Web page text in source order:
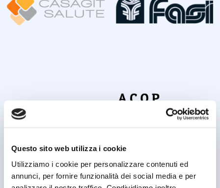
Questo sito web utilizza i cookie
Utilizziamo i cookie per personalizzare contenuti ed
annunci, per fornire funzionalità dei social media e per